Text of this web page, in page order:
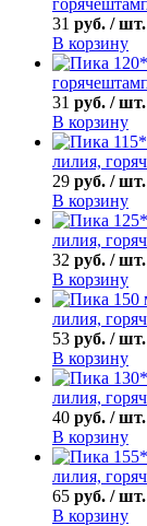
31 руб. / шт.
В корзину
31 руб. / шт.
В корзину
лилия,
29 руб. / шт.
В корзину
лилия,
32 руб. / шт.
В корзину
лилия,
53 руб. / шт.
В корзину
лилия,
40 руб. / шт.
В корзину
лилия,
65 руб. / шт.
В корзину